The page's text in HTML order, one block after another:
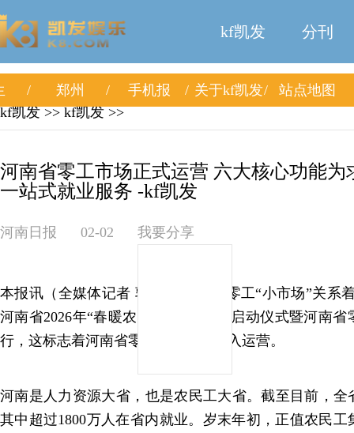
kf凯发 分刊
郑州 手机报 关于kf凯发
站点地图
kf凯发 >> kf凯发 >>
河南省零工市场正式运营 六大核心功能为
一站式就业服务 -kf凯发
河南日报 02-02 我要分享
本报讯（全媒体记者 郭兵 王向前）零工“小市场”关系
河南省2026年“春暖农民工”服务行动启动仪式暨河南
行，这标志着河南省零工市场正式投入运营。
河南是人力资源大省，也是农民工大省。截至目前，全
其中超过1800万人在省内就业。岁末年初，正值农民